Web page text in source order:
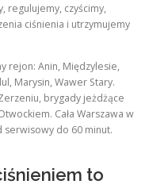
regulujemy, czyścimy,
ciśnienia i utrzymujemy
rejon: Anin, Międzylesie,
Marysin, Wawer Stary.
brygady jeżdżące
Cała Warszawa w
serwisowy do 60 minut.
to